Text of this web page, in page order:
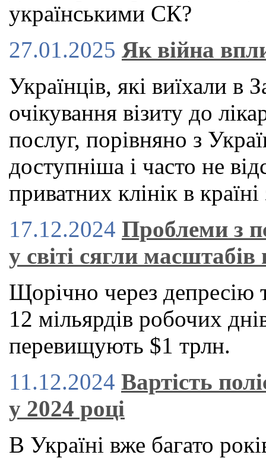
українськими СК?
27.01.2025 Як війна
Українців, які виїхали в
очікування візиту до
послуг, порівняно з
доступніша і часто не
приватних клінік в країні
17.12.2024 Проблеми з
у світі сягли масштабів
Щорічно через депресію
12 мільярдів робочих
перевищують $1 трлн.
11.12.2024 Вартість
у 2024 році
В Україні вже багато